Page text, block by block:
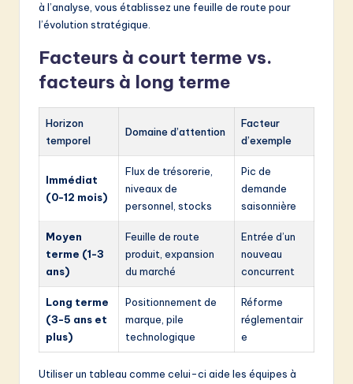
à l’analyse, vous établissez une feuille de route pour
l’évolution stratégique.
Facteurs à court terme vs.
facteurs à long terme
Horizon
temporel
Domaine d’attention
Facteur
d’exemple
Immédiat
(0-12 mois)
Flux de trésorerie,
niveaux de
personnel, stocks
Pic de
demande
saisonnière
Moyen
terme (1-3
ans)
Feuille de route
produit, expansion
du marché
Entrée d’un
nouveau
concurrent
Long terme
(3-5 ans et
plus)
Positionnement de
marque, pile
technologique
Réforme
réglementair
e
Utiliser un tableau comme celui-ci aide les équipes à